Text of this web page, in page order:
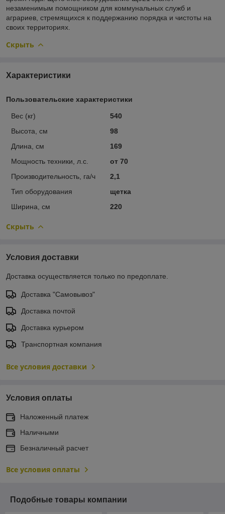
незаменимым помощником для коммунальных служб и
аграриев, стремящихся к поддержанию порядка и чистоты на
своих территориях.
Скрыть
Характеристики
Пользовательские характеристики
Вес (кг)
540
Высота, см
98
Длина, см
169
Мощность техники, л.с.
от 70
Производительность, га/ч
2,1
Тип оборудования
щетка
Ширина, см
220
Скрыть
Условия доставки
Доставка осуществляется только по предоплате.
Доставка "Самовывоз"
Доставка почтой
Доставка курьером
Транспортная компания
Все условия доставки
Условия оплаты
Наложенный платеж
Наличными
Безналичный расчет
Все условия оплаты
Подобные товары компании